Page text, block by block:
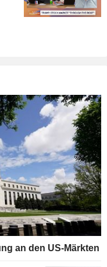
an den US-Märkten